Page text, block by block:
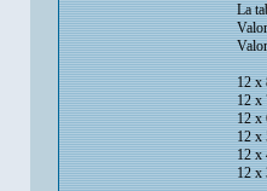
La
12 x
12 x
12 x
12 x
12 x
12 x